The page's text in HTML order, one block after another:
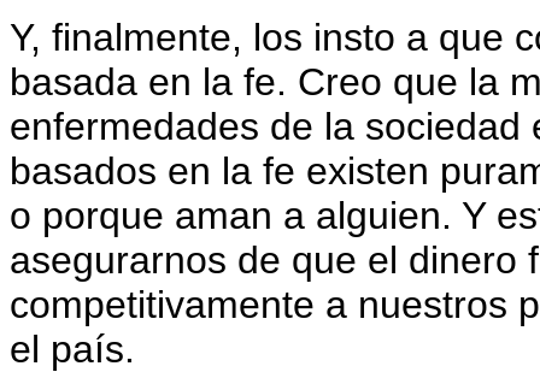
Y, finalmente, los insto a que
basada en la fe. Creo que la
enfermedades de la
basados en la fe existen
o porque aman a alguien. Y
asegurarnos de que el dinero
competitivamente a nuestros
el país.